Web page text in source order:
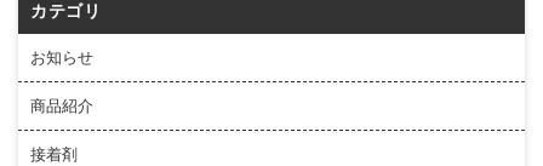
カテゴリ
お知らせ
商品紹介
接着剤